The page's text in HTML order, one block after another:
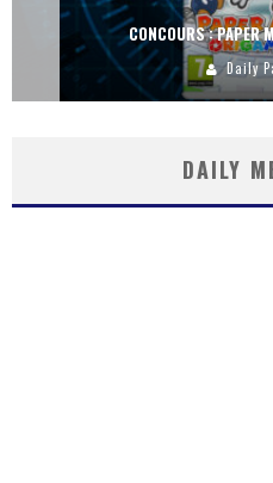
CONCOURS : PAPER
Daily
DAILY